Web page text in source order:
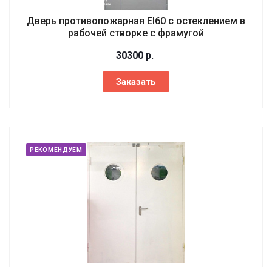
Дверь противопожарная EI60 с остеклением в
рабочей створке с фрамугой
30300 р.
Заказать
РЕКОМЕНДУЕМ